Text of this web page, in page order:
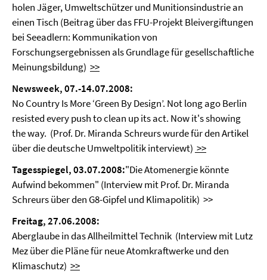
holen Jäger, Umweltschützer und Munitionsindustrie an
einen Tisch (Beitrag über das FFU-Projekt Bleivergiftungen
bei Seeadlern: Kommunikation von
Forschungsergebnissen als Grundlage für gesellschaftliche
Meinungsbildung) >>
Newsweek, 07.-14.07.2008:
No Country Is More ‘Green By Design’. Not long ago Berlin
resisted every push to clean up its act. Now it's showing
the way. (Prof. Dr. Miranda Schreurs wurde für den Artikel
über die deutsche Umweltpolitik interviewt) >>
Tagesspiegel, 03.07.2008:"Die Atomenergie könnte
Aufwind bekommen" (Interview mit Prof. Dr. Miranda
Schreurs über den G8-Gipfel und Klimapolitik) >>
Freitag, 27.06.2008:
Aberglaube in das Allheilmittel Technik (Interview mit Lutz
Mez über die Pläne für neue Atomkraftwerke und den
Klimaschutz) >>